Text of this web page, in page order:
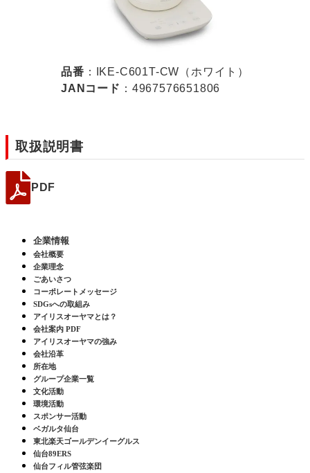
品番 ：IKE-C601T-CW（ホワイト）
JANコード ：4967576651806
取扱説明書
PDF
企業情報
会社概要
企業理念
ごあいさつ
コーポレートメッセージ
SDGsへの取組み
アイリスオーヤマとは？
会社案内 PDF
アイリスオーヤマの強み
会社沿革
所在地
グループ企業一覧
文化活動
環境活動
スポンサー活動
ベガルタ仙台
東北楽天ゴールデンイーグルス
仙台89ERS
仙台フィル管弦楽団